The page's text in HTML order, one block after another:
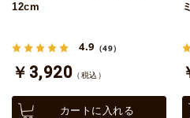
12cm
4.9 （49）
￥3,920 （税込）
カートに入れる